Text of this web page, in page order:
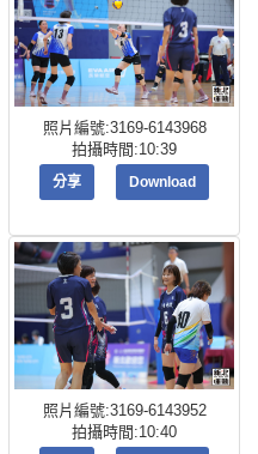
照片編號:3169-6143968
拍攝時間:10:39
分享 Download
照片編號:3169-6143952
拍攝時間:10:40